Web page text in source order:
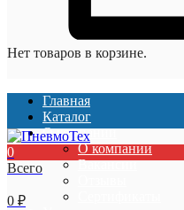
Нет товаров в корзине.
Главная
Каталог
О компании
О компании
Вакансии
0
Всего
0 ₽